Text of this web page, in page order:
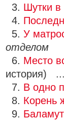
3. Шутки в
4.
5. У
отделом
6. Место
история) ...
7. В одно
8. Корень
9. Баламут